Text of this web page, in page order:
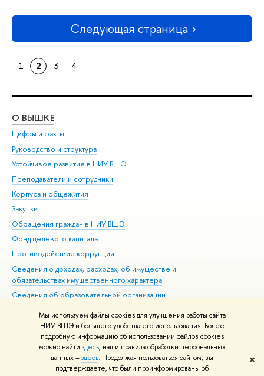
Мы используем файлы cookies для улучшения работы сайта
НИУ ВШЭ и большего удобства его использования. Более
подробную информацию об использовании файлов cookies
можно найти здесь, наши правила обработки персональных
данных –здесь. Продолжая пользоваться сайтом, вы
подтверждаете, что были проинформированы об
✖
Следующая страница
1 2 3 4
О ВЫШКЕ
Цифры и факты
Руководство и структура
Устойчивое развитие в НИУ ВШЭ
Преподаватели и сотрудники
Корпуса и общежития
Закупки
Обращения граждан в НИУ ВШЭ
Фонд целевого капитала
Противодействие коррупции
Сведения о доходах, расходах, об имуществе и
обязательствах имущественного характера
Сведения об образовательной организации
Людям с ограниченными возможностями здоровья
Единая платежная страница
Работа в Вышке